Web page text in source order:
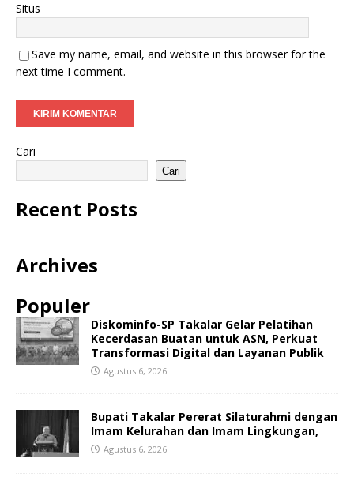
Situs
Save my name, email, and website in this browser for the
next time I comment.
Cari
Cari
Recent Posts
Archives
Populer
Diskominfo-SP Takalar Gelar Pelatihan
Kecerdasan Buatan untuk ASN, Perkuat
Transformasi Digital dan Layanan Publik
Agustus 6, 2026
Bupati Takalar Pererat Silaturahmi dengan
Imam Kelurahan dan Imam Lingkungan,
Agustus 6, 2026